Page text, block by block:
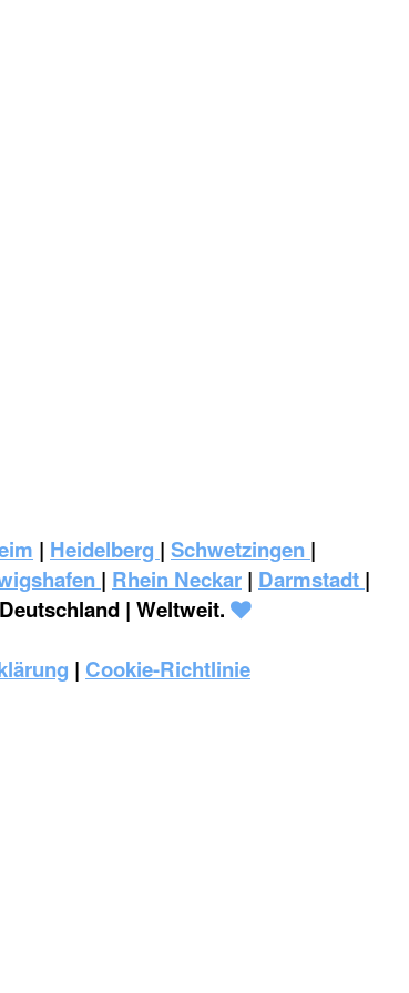
| Heidelberg | Schwetzingen |
| Rhein Neckar | Darmstadt |
| Weltweit.
| Cookie-Richtlinie